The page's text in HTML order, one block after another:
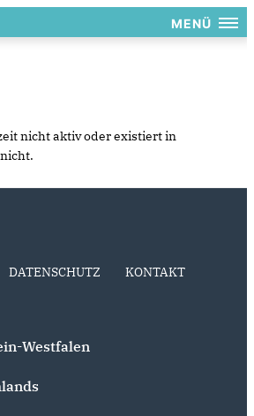
MENÜ
nicht aktiv oder existiert in
DATENSCHUTZ KONTAKT
Westfalen